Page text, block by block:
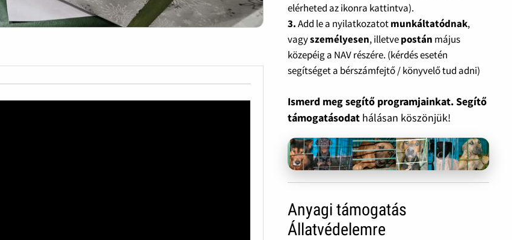
elérheted az ikonra kattintva).
3.Add le a nyilatkozatotmunkáltatódnak,
vagyszemélyesen, illetvepostán május
közepéig a NAV részére. (kérdés esetén
segítséget a bérszámfejtő / könyvelő tud adni)
Ismerd meg segítő programjainkat. Segítő
támogatásodat hálásan köszönjük!
Anyagi támogatás
Állatvédelemre